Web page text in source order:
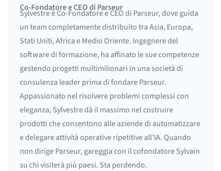
Co-Fondatore e CEO di Parseur
Sylvestre è Co-Fondatore e CEO di Parseur, dove guida
un team completamente distribuito tra Asia, Europa,
Stati Uniti, Africa e Medio Oriente. Ingegnere del
software di formazione, ha affinato le sue competenze
gestendo progetti multimilionari in una società di
consulenza leader prima di fondare Parseur.
Appassionato nel risolvere problemi complessi con
eleganza, Sylvestre dà il massimo nel costruire
prodotti che consentono alle aziende di automatizzare
e delegare attività operative ripetitive all'IA. Quando
non dirige Parseur, gareggia con il cofondatore Sylvain
su chi visiterà più paesi. Sta perdendo.